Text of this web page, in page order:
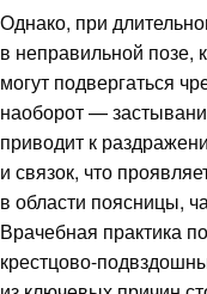
Однако, при
в неправильной позе,
могут подвергаться
наоборот —
приводит к
и связок, что
в области поясницы,
Врачебная практика
крестцово-